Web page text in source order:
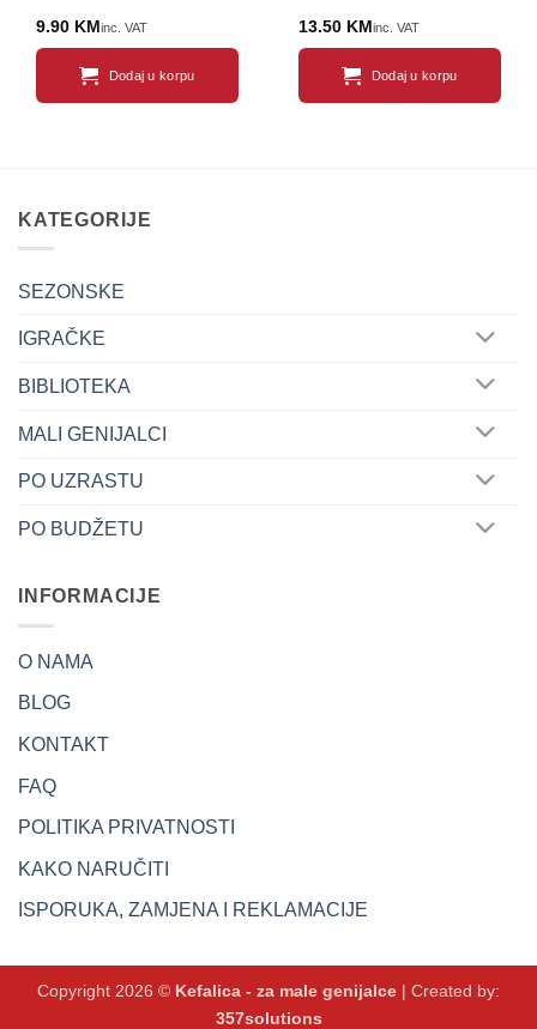
9.90 KM inc. VAT
Dodaj u korpu
13.50 KM inc. VAT
Dodaj u korpu
KATEGORIJE
SEZONSKE
IGRAČKE
BIBLIOTEKA
MALI GENIJALCI
PO UZRASTU
PO BUDŽETU
INFORMACIJE
O NAMA
BLOG
KONTAKT
FAQ
POLITIKA PRIVATNOSTI
KAKO NARUČITI
ISPORUKA, ZAMJENA I REKLAMACIJE
Copyright 2026 © Kefalica - za male genijalce | Created by:
357solutions